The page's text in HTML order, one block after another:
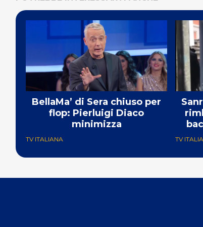
BellaMa’ di Sera chiuso per
flop: Pierluigi Diaco
minimizza
TV ITALIANA TV